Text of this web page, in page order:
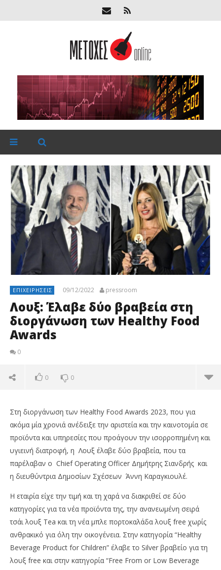
ΕΠΙΧΕΙΡΉΣΕΙΣ 09/12/2022 pressroom
Λουξ: Έλαβε δύο βραβεία στη
διοργάνωση των Healthy Food
Awards
0
0 0
NOW VIEWING
Λουξ: Έλαβε δύο βραβεία στη διοργάνωση των
Healthy Food Awards
09/12/2022
Στη διοργάνωση των Healthy Food Awards 2023, που για
ακόμα μία χρονιά ανέδειξε την αριστεία και την καινοτομία σε
προϊόντα και υπηρεσίες που προάγουν την ισορροπημένη και
υγιεινή διατροφή, η Λουξ έλαβε δύο βραβεία, που τα
παρέλαβαν ο Chief Operating Officer Δημήτρης Σιανδρής και
η διευθύντρια Δημοσίων Σχέσεων Άννη Καραγκιουλέ.
H εταιρία είχε την τιμή και τη χαρά να διακριθεί σε δύο
κατηγορίες για τα νέα προϊόντα της, την ανανεωμένη σειρά
τσάι λουξ Tea και τη νέα μπλε πορτοκαλάδα λουξ free χωρίς
ανθρακικό για όλη την οικογένεια. Στην κατηγορία “Healthy
Beverage Product for Children” έλαβε το Silver βραβείο για τη
λουξ free και στην κατηγορία “Free From or Low Beverage